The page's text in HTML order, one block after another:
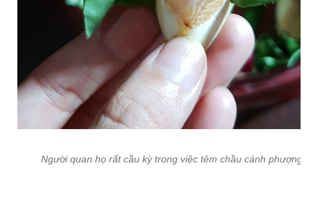
Người quan họ rất cầu kỳ trong việc têm chầu cánh phượng.